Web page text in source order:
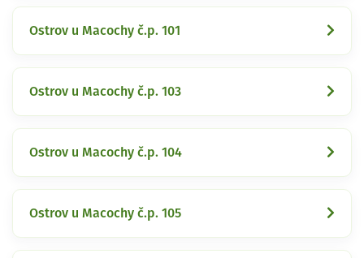
Ostrov u Macochy č.p. 101
Ostrov u Macochy č.p. 103
Ostrov u Macochy č.p. 104
Ostrov u Macochy č.p. 105